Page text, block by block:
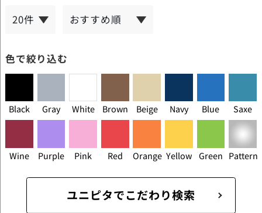
色で絞り込む
Black Gray White Brown Beige Navy Blue Saxe
Wine Purple Pink Red Orange Yellow Green Pattern
ユニピタでこだわり検索